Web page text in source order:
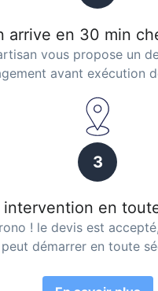
arrive en 30 min
vous propose un
avant exécution
3
intervention en
! le devis est
peut démarrer en toute